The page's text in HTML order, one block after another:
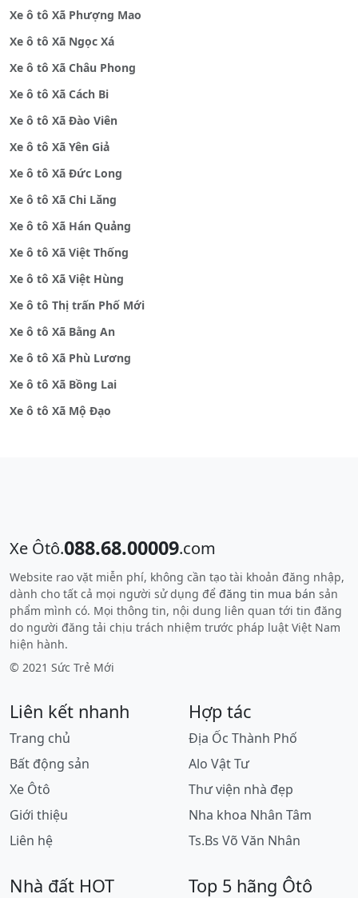
Xe ô tô Xã Phượng Mao
Xe ô tô Xã Ngọc Xá
Xe ô tô Xã Châu Phong
Xe ô tô Xã Cách Bi
Xe ô tô Xã Đào Viên
Xe ô tô Xã Yên Giả
Xe ô tô Xã Đức Long
Xe ô tô Xã Chi Lăng
Xe ô tô Xã Hán Quảng
Xe ô tô Xã Việt Thống
Xe ô tô Xã Việt Hùng
Xe ô tô Thị trấn Phố Mới
Xe ô tô Xã Bằng An
Xe ô tô Xã Phù Lương
Xe ô tô Xã Bồng Lai
Xe ô tô Xã Mộ Đạo
Xe Ôtô.088.68.00009.com
Website rao vặt miễn phí, không cần tạo tài khoản đăng nhập,
dành cho tất cả mọi người sử dụng để đăng tin mua bán sản
phẩm mình có. Mọi thông tin, nội dung liên quan tới tin đăng
do người đăng tải chịu trách nhiệm trước pháp luật Việt Nam
hiện hành.
© 2021 Sức Trẻ Mới
Liên kết nhanh
Trang chủ
Bất động sản
Xe Ôtô
Giới thiệu
Liên hệ
Hợp tác
Địa Ốc Thành Phố
Alo Vật Tư
Thư viện nhà đẹp
Nha khoa Nhân Tâm
Ts.Bs Võ Văn Nhân
Nhà đất HOT Top 5 hãng Ôtô